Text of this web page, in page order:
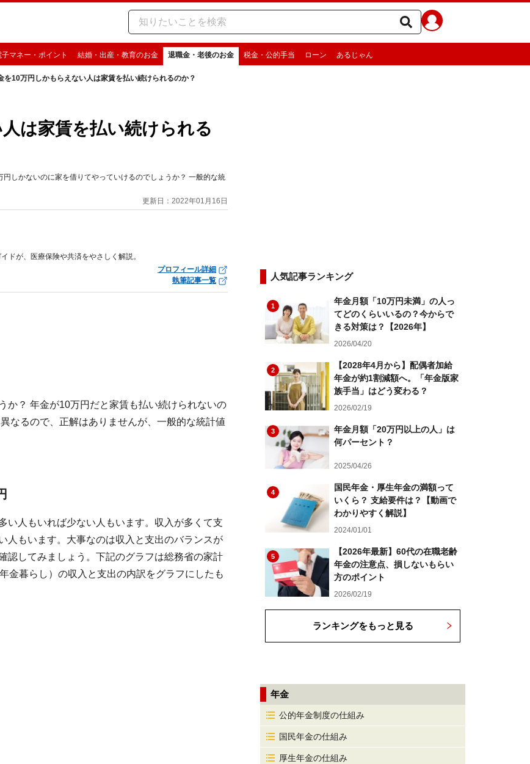
マネー・ポイント 結婚・出産・教育のお金 退職金・老後のお金 税金・公的手当 ローン あるじゃん
を10万円しかもらえない人は家賃を払い続けられるのか？
は家賃を払い続けられる
しかないのに家を借りてやっていけるのでしょうか？ 一般的な統
更新日：2022年01月16日
ドが、医療保険や共済をやさしく解説。
プロフィール詳細
執筆記事一覧
か？ 年金が10万円だと家賃も払い続けられないの
なるので、正解はありませんが、一般的な統計値
い人もいれば少ない人もいます。収入が多くて支
人もいます。大事なのは収入と支出のバランスが
認してみましょう。下記のグラフは総務省の家計
金暮らし）の収入と支出の内訳をグラフにしたも
人気記事ランキング
1
年金月額「10万円未満」の人っ
てどのくらいいるの？今からで
きる対策は？【2026年】
2026/04/20
2
【2028年4月から】配偶者加給
年金が約1割減額へ。「年金版家
族手当」はどう変わる？
2026/02/19
3
年金月額「20万円以上の人」は
何パーセント？
2025/04/26
4
国民年金・厚生年金の満額って
いくら？ 支給要件は？【動画で
わかりやすく解説】
2024/01/01
5
【2026年最新】60代の在職老齢
年金の注意点、損しないもらい
方のポイント
2026/02/19
ランキングをもっと見る
年金
公的年金制度の仕組み
国民年金の仕組み
厚生年金の仕組み